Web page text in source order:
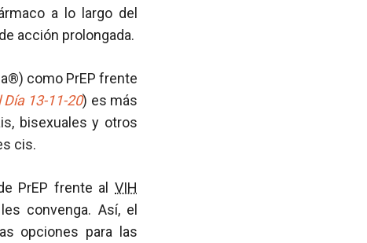
a lo largo del
acción prolongada.
como PrEP frente
13-11-20) es más
bisexuales y otros
cis.
PrEP frente al VIH
convenga. Así, el
opciones para las